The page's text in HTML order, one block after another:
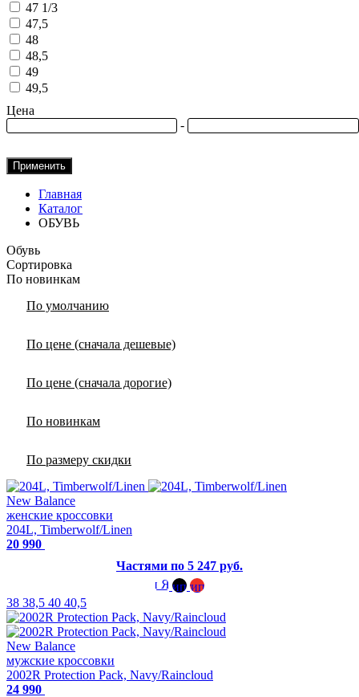
47 1/3
47,5
48
48,5
49
49,5
Цена
-
Применить
Главная
Каталог
ОБУВЬ
Обувь
Сортировка
По новинкам
По умолчанию
По цене (сначала дешевые)
По цене (сначала дорогие)
По новинкам
По размеру скидки
New Balance
женские кроссовки
204L, Timberwolf/Linen
20 990
Частями по 5 247 руб.
38 38,5 40 40,5
New Balance
мужские кроссовки
2002R Protection Pack, Navy/Raincloud
24 990